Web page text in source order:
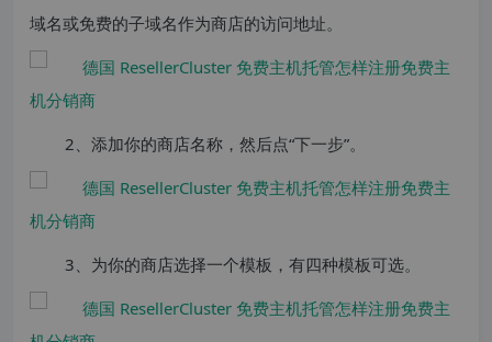
域名或免费的子域名作为商店的访问地址。
2、添加你的商店名称，然后点“下一步”。
3、为你的商店选择一个模板，有四种模板可选。